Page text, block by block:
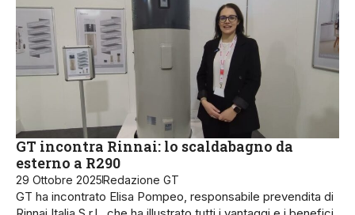
GT incontra Rinnai: lo scaldabagno da
esterno a R290
29 Ottobre 2025Redazione GT
GT ha incontrato Elisa Pompeo, responsabile prevendita di